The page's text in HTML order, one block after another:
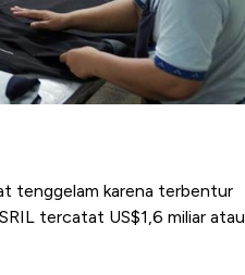
tenggelam karena terbentur
tercatat US$1,6 miliar atau